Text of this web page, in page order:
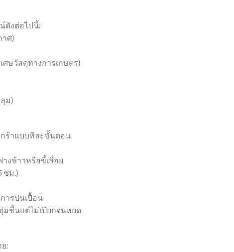
ดังต่อไปนี้:
าศ)
ศษวัสดุทางการเกษตร)
ม)
กร้าแบบทีละขั้นตอน
งข้าวหรือขี้เลื่อย
ซม.)
ารปนเปื้อน
มชื้นแต่ไม่เปียกจนหยด
: